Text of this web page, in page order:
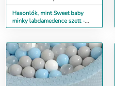
Hasonlók, mint Sweet baby
minky labdamedence szett -
Világosszürke 30 cm